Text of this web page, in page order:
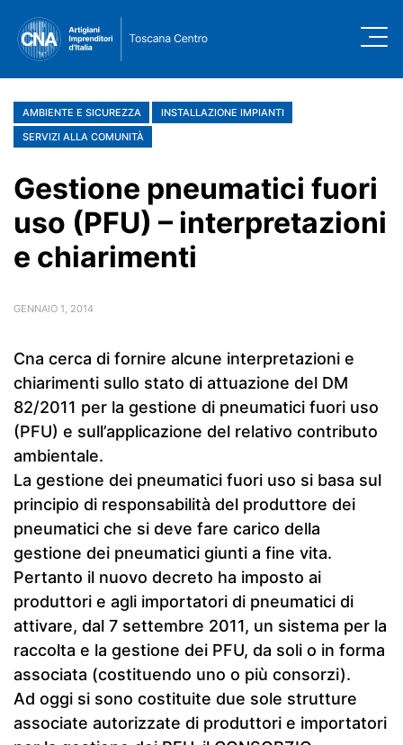
AMBIENTE E SICUREZZA
INSTALLAZIONE IMPIANTI
SERVIZI ALLA COMUNITÀ
Gestione pneumatici fuori
uso (PFU) – interpretazioni
e chiarimenti
GENNAIO 1, 2014
Cna cerca di fornire alcune interpretazioni e
chiarimenti sullo stato di attuazione del DM
82/2011 per la gestione di pneumatici fuori uso
(PFU) e sull’applicazione del relativo contributo
ambientale.
La gestione dei pneumatici fuori uso si basa sul
principio di responsabilità del produttore dei
pneumatici che si deve fare carico della
gestione dei pneumatici giunti a fine vita.
Pertanto il nuovo decreto ha imposto ai
produttori e agli importatori di pneumatici di
attivare, dal 7 settembre 2011, un sistema per la
raccolta e la gestione dei PFU, da soli o in forma
associata (costituendo uno o più consorzi).
Ad oggi si sono costituite due sole strutture
associate autorizzate di produttori e importatori